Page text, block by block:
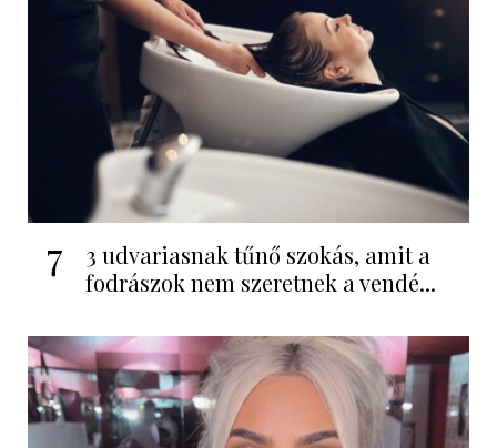
7
3 udvariasnak tűnő szokás, amit a
fodrászok nem szeretnek a vendé...